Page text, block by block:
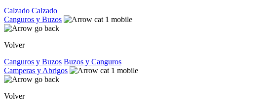
Calzado Calzado
Canguros y Buzos
Volver
Canguros y Buzos Buzos y Canguros
Camperas y Abrigos
Volver